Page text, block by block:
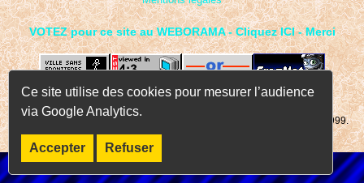
VOTEZ pour ce site au WEBORAMA - Cliquez ICI - Merci
Page consultée fois depuis le 01 janvier 1999.
Ce site utilise des cookies pour mesurer l’audience
via Google Analytics.
Accepter Refuser